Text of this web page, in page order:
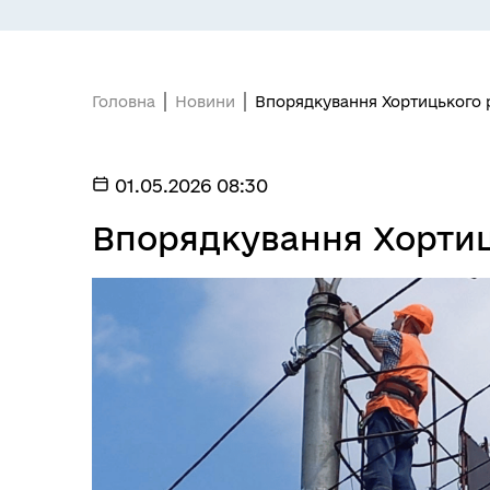
БЮДЖЕТ
МІСТОБУДУВАННЯ
Я -
Головна Новини Впорядкування Хортицького
01.05.2026 08:30
Впорядкування